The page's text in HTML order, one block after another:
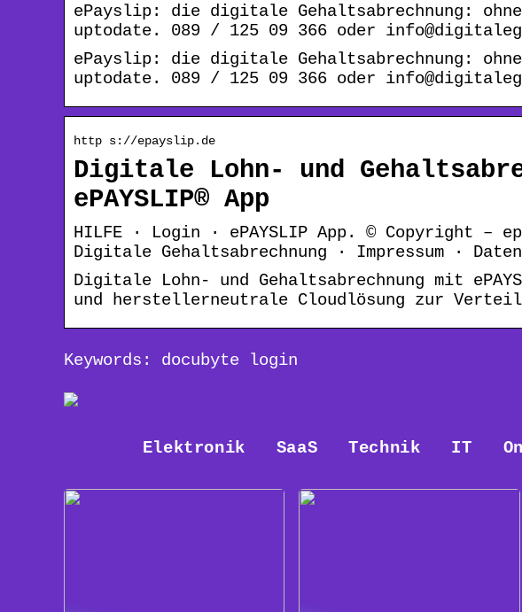
ePayslip: die digitale Gehaltsabrechnung:
uptodate. 089 / 125 09 366 oder
ePayslip: die digitale Gehaltsabrechnung:
uptodate. 089 / 125 09 366 oder
http s://epayslip.de
Digitale Lohn- und
ePAYSLIP® App
HILFE · Login · ePAYSLIP App. © Copyright –
Digitale Gehaltsabrechnung · Impressum ·
Digitale Lohn- und Gehaltsabrechnung mit
und herstellerneutrale Cloudlösung zur
Keywords: docubyte login
Elektronik SaaS Technik IT